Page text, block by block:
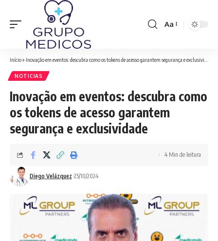
Font
Aa
Início» Inovação em eventos: descubra como os tokens de acesso garantem segurança e exclusividade
NOTICIAS
Inovação em eventos: descubra como
os tokens de acesso garantem
segurança e exclusividade
Diego Velázquez 25/10/2024
4 Min de leitura